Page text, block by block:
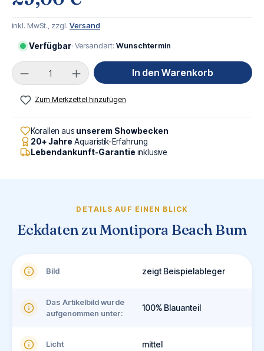
inkl. MwSt., zzgl. Versand
Verfügbar· Versandart: Wunschtermin
Produkt Anzahl: Gib den gewünschten Wert
In den Warenkorb
Zum Merkzettel hinzufügen
Korallen aus unserem Showbecken
20+ Jahre Aquaristik-Erfahrung
Lebendankunft-Garantie inklusive
DETAILS AUF EINEN BLICK
Eckdaten zu Montipora Beach Bum
Bild zeigt Beispielableger
Das Artikelbild wurde
aufgenommen unter:
100% Blauanteil
Licht mittel